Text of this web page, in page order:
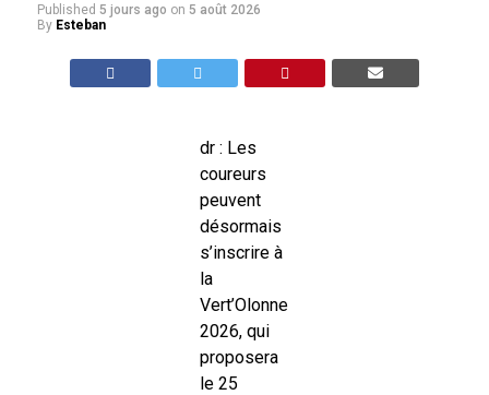
Published 5 jours ago on 5 août 2026
By Esteban
dr : Les
coureurs
peuvent
désormais
s’inscrire à
la
Vert’Olonne
2026, qui
proposera
le 25